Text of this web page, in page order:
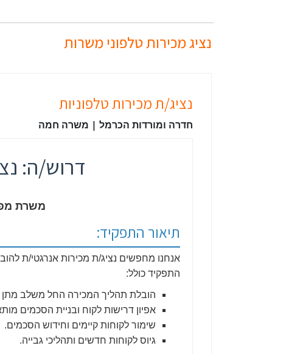
נציג מכירות טלפוני משרות
נציג/ת מכירות טלפוניות
חדרה ומורדות הכרמל | משרה חמה
דרוש/ה:
משרת
תיאור התפקיד:
אנחנו מחפשים נציג/ת מכירות אנרגטי/ת
התפקיד כולל:
הובלת תהליך המכירה החל משלב
אפיון דרישות לקוח ובניית הסכמים
שימור לקוחות קיימים וחידוש הסכמים.
גיוס לקוחות חדשים ותהליכי גבייה.